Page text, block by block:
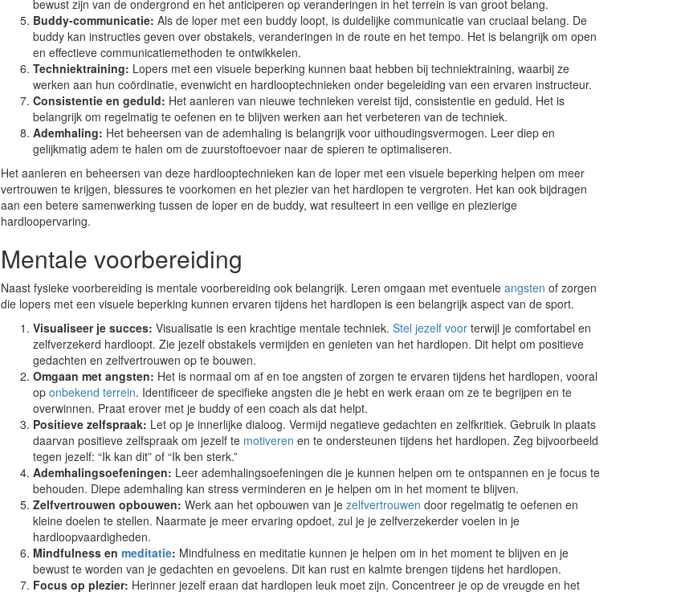
bewust zijn van de ondergrond en het anticiperen op veranderingen in het terrein is van groot belang.
Buddy-communicatie: Als de loper met een buddy loopt, is duidelijke communicatie van cruciaal belang. De
buddy kan instructies geven over obstakels, veranderingen in de route en het tempo. Het is belangrijk om open
en effectieve communicatiemethoden te ontwikkelen.
Techniektraining: Lopers met een visuele beperking kunnen baat hebben bij techniektraining, waarbij ze
werken aan hun coördinatie, evenwicht en hardlooptechnieken onder begeleiding van een ervaren instructeur.
Consistentie en geduld: Het aanleren van nieuwe technieken vereist tijd, consistentie en geduld. Het is
belangrijk om regelmatig te oefenen en te blijven werken aan het verbeteren van de techniek.
Ademhaling: Het beheersen van de ademhaling is belangrijk voor uithoudingsvermogen. Leer diep en
gelijkmatig adem te halen om de zuurstoftoevoer naar de spieren te optimaliseren.
Het aanleren en beheersen van deze hardlooptechnieken kan de loper met een visuele beperking helpen om meer
vertrouwen te krijgen, blessures te voorkomen en het plezier van het hardlopen te vergroten. Het kan ook bijdragen
aan een betere samenwerking tussen de loper en de buddy, wat resulteert in een veilige en plezierige
hardloopervaring.
Mentale voorbereiding
Naast fysieke voorbereiding is mentale voorbereiding ook belangrijk. Leren omgaan met eventuele angsten of zorgen
die lopers met een visuele beperking kunnen ervaren tijdens het hardlopen is een belangrijk aspect van de sport.
Visualiseer je succes: Visualisatie is een krachtige mentale techniek. Stel jezelf voor terwijl je comfortabel en
zelfverzekerd hardloopt. Zie jezelf obstakels vermijden en genieten van het hardlopen. Dit helpt om positieve
gedachten en zelfvertrouwen op te bouwen.
Omgaan met angsten: Het is normaal om af en toe angsten of zorgen te ervaren tijdens het hardlopen, vooral
op onbekend terrein. Identificeer de specifieke angsten die je hebt en werk eraan om ze te begrijpen en te
overwinnen. Praat erover met je buddy of een coach als dat helpt.
Positieve zelfspraak: Let op je innerlijke dialoog. Vermijd negatieve gedachten en zelfkritiek. Gebruik in plaats
daarvan positieve zelfspraak om jezelf te motiveren en te ondersteunen tijdens het hardlopen. Zeg bijvoorbeeld
tegen jezelf: “Ik kan dit” of “Ik ben sterk.”
Ademhalingsoefeningen: Leer ademhalingsoefeningen die je kunnen helpen om te ontspannen en je focus te
behouden. Diepe ademhaling kan stress verminderen en je helpen om in het moment te blijven.
Zelfvertrouwen opbouwen: Werk aan het opbouwen van je zelfvertrouwen door regelmatig te oefenen en
kleine doelen te stellen. Naarmate je meer ervaring opdoet, zul je je zelfverzekerder voelen in je
hardloopvaardigheden.
Mindfulness en meditatie: Mindfulness en meditatie kunnen je helpen om in het moment te blijven en je
bewust te worden van je gedachten en gevoelens. Dit kan rust en kalmte brengen tijdens het hardlopen.
Focus op plezier: Herinner jezelf eraan dat hardlopen leuk moet zijn. Concentreer je op de vreugde en het